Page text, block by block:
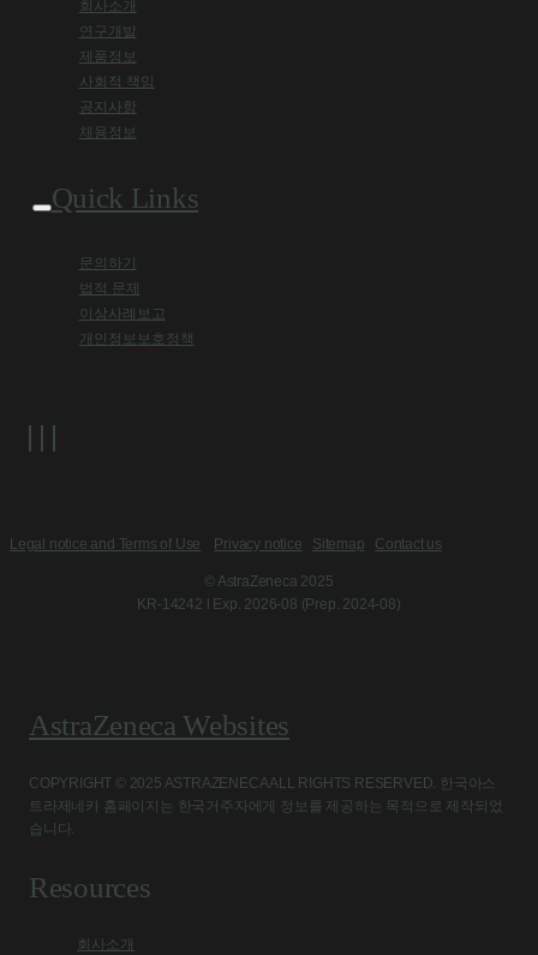
회사소개
연구개발
제품정보
사회적 책임
공지사항
채용정보
Quick Links
문의하기
법적 문제
이상사례보고
개인정보보호정책
Legal notice and Terms of Use Privacy notice Sitemap Contact us
© AstraZeneca 2025
KR-14242 l Exp. 2026-08 (Prep. 2024-08)
AstraZeneca Websites
COPYRIGHT © 2025 ASTRAZENECA ALL RIGHTS RESERVED. 한국아스
트라제네카 홈페이지는 한국거주자에게 정보를 제공하는 목적으로 제작되었
습니다.
Resources
회사소개